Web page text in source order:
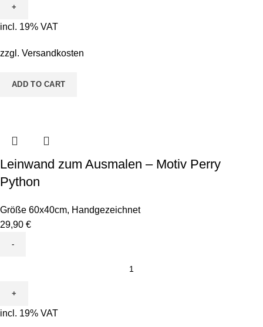
Ausmalen
-
Baby
quantity
incl. 19% VAT
zzgl. Versandkosten
ADD TO CART
Leinwand zum Ausmalen – Motiv Perry
Python
Größe 60x40cm, Handgezeichnet
29,90 €
Ausmalen
-
incl. 19% VAT